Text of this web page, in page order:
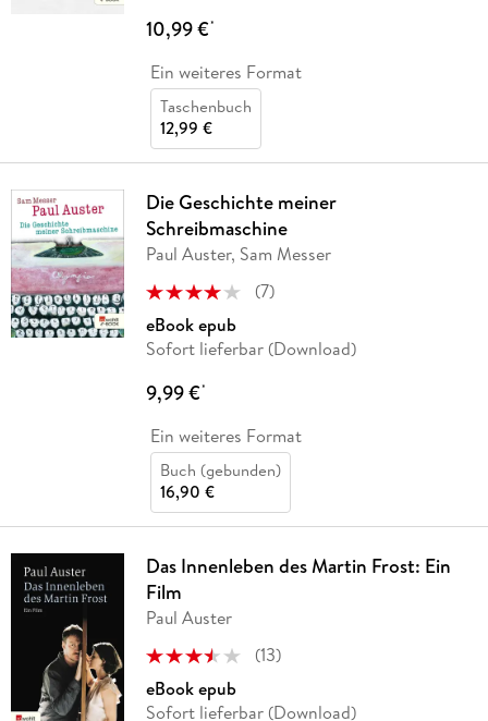
10,99 €*
Ein weiteres Format
Taschenbuch
12,99 €
Die Geschichte meiner
Schreibmaschine
Paul Auster, Sam Messer
(7)
eBook epub
Sofort lieferbar (Download)
9,99 €*
Ein weiteres Format
Buch (gebunden)
16,90 €
Das Innenleben des Martin Frost: Ein
Film
Paul Auster
(13)
eBook epub
Sofort lieferbar (Download)